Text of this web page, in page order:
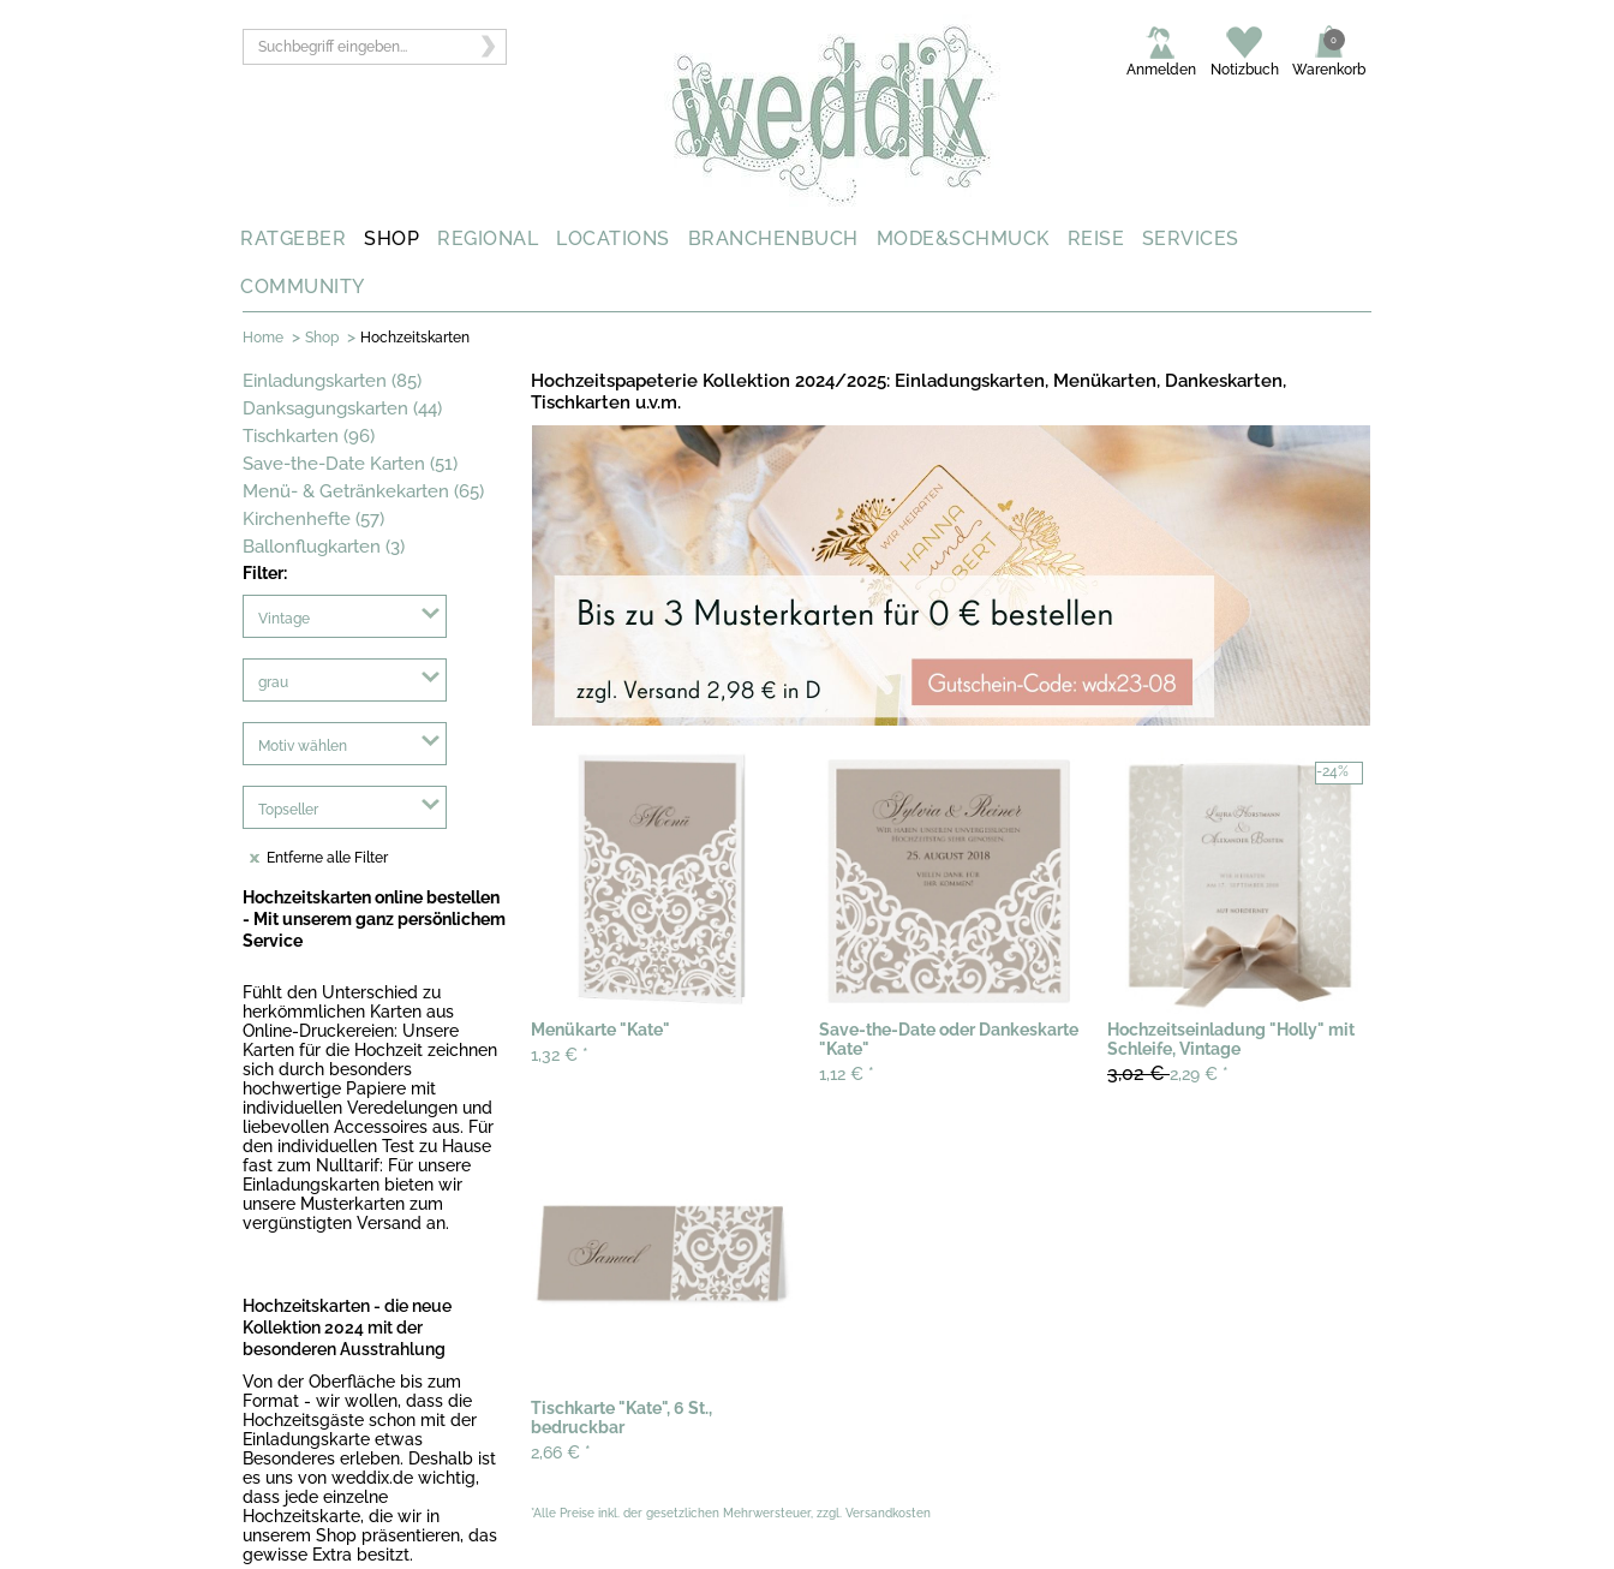
Warenkorb
0
Notizbuch
Anmelden
RATGEBER SHOP REGIONAL LOCATIONS BRANCHENBUCH MODE&SCHMUCK REISE SERVICES
COMMUNITY
Home > Shop > Hochzeitskarten
Einladungskarten (85)
Danksagungskarten (44)
Tischkarten (96)
Save-the-Date Karten (51)
Menü- & Getränkekarten (65)
Kirchenhefte (57)
Ballonflugkarten (3)
Filter:
Vintage
grau
Motiv wählen
Topseller
Entferne alle Filter
Hochzeitskarten online bestellen
- Mit unserem ganz persönlichem
Service
Fühlt den Unterschied zu
herkömmlichen Karten aus
Online-Druckereien: Unsere
Karten für die Hochzeit zeichnen
sich durch besonders
hochwertige Papiere mit
individuellen Veredelungen und
liebevollen Accessoires aus. Für
den individuellen Test zu Hause
fast zum Nulltarif: Für unsere
Einladungskarten bieten wir
unsere Musterkarten zum
vergünstigten Versand an.
Hochzeitskarten - die neue
Kollektion 2024 mit der
besonderen Ausstrahlung
Von der Oberfläche bis zum
Format - wir wollen, dass die
Hochzeitsgäste schon mit der
Einladungskarte etwas
Besonderes erleben. Deshalb ist
es uns von weddix.de wichtig,
dass jede einzelne
Hochzeitskarte, die wir in
unserem Shop präsentieren, das
gewisse Extra besitzt.
Hochzeitspapeterie Kollektion 2024/2025: Einladungskarten, Menükarten, Dankeskarten,
Tischkarten u.v.m.
Menükarte "Kate"
1,32 € *
Save-the-Date oder Dankeskarte
"Kate"
1,12 € *
-24%
Hochzeitseinladung "Holly" mit
Schleife, Vintage
3,02 €2,29 € *
Tischkarte "Kate", 6 St.,
bedruckbar
2,66 € *
*Alle Preise inkl. der gesetzlichen Mehrwersteuer, zzgl. Versandkosten